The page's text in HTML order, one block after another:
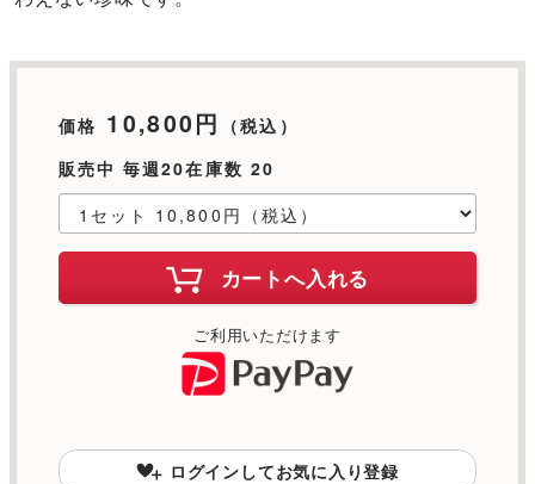
価格 10,800円
（税込）
販売中 毎週20在庫数 20
カートへ入れる
ご利用いただけます
ログインしてお気に入り登録